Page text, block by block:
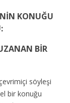
KONUĞU
BİR
söyleşi
bir konuğu